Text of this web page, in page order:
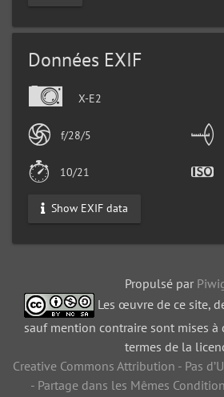
Données EXIF
X-E2
f/28/5
10/21
Show EXIF data
Propulsé par
Les œuvre de ce site,
sauf mention contraire sont mises
termes de la
Creative Commons Attribution - Pas
- Partage dans les Mêmes